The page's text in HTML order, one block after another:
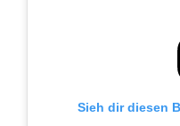
Sieh dir diesen